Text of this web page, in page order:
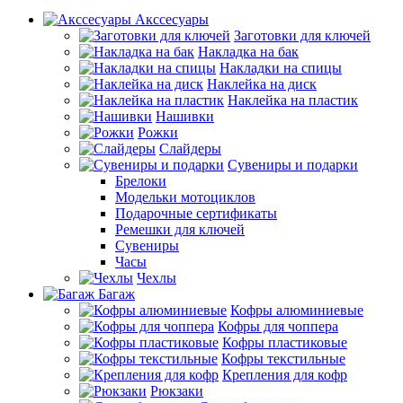
Акссесуары
Заготовки для ключей
Накладка на бак
Накладки на спицы
Наклейка на диск
Наклейка на пластик
Нашивки
Рожки
Слайдеры
Сувениры и подарки
Брелоки
Модельки мотоциклов
Подарочные сертификаты
Ремешки для ключей
Сувениры
Часы
Чехлы
Багаж
Кофры алюминиевые
Кофры для чоппера
Кофры пластиковые
Кофры текстильные
Крепления для кофр
Рюкзаки